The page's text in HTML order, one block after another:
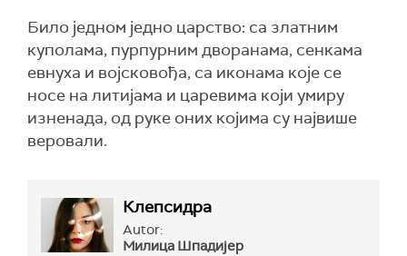
Било једном једно царство: са златним
куполама, пурпурним дворанама, сенкама
евнуха и војсковођа, са иконама које се
носе на литијама и царевима који умиру
изненада, од руке оних којима су највише
веровали.
Клепсидра
Autor:
Милица Шпадијер